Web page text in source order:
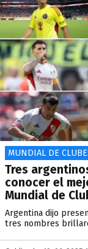
MUNDIAL DE
Tres
conocer el
Mundial de
Argentina dijo
tres nombres